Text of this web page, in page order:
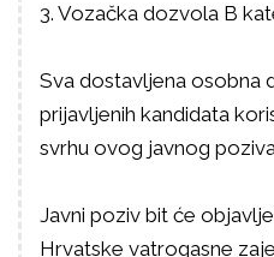
3. Vozačka dozvola B
Sva dostavljena osobna
prijavljenih kandidata
svrhu ovog javnog
Javni poziv bit će
Hrvatske vatrogasne